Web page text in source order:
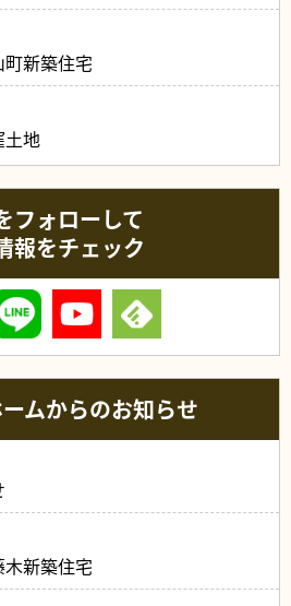
新築住宅
土地
フォローして
報をチェック
ムからのお知らせ
新築住宅